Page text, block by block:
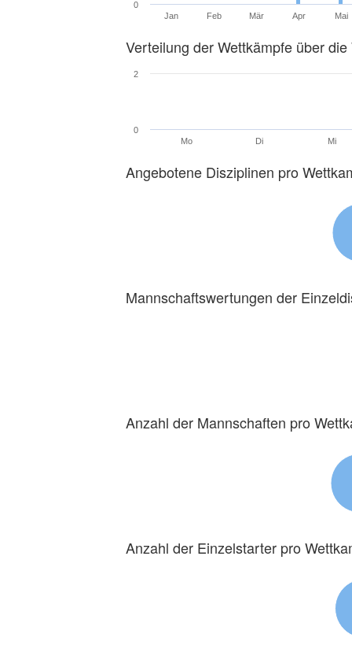
Jan Feb Mär Apr Mai
0
Verteilung der Wettkämpfe über die
Mo Di Mi
0
2
Angebotene Disziplinen pro
Mannschaftswertungen der
Anzahl der Mannschaften pro
Anzahl der Einzelstarter pro